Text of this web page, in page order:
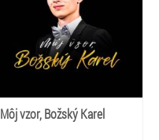
Môj vzor, Božský Karel